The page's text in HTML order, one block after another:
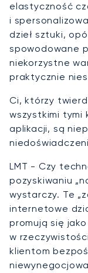
elastyczność
i
dzieł sztuki,
spowodowane
niekorzystne
praktycznie
Ci, którzy
wszystkimi tymi
aplikacji, są
LMT - Czy
pozyskiwaniu
wystarczy. Te
internetowe
promują się
w
klientom